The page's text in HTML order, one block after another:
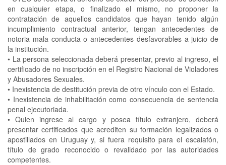
en cualquier etapa, o finalizado el mismo, no proponer la
contratación de aquellos candidatos que hayan tenido algún
incumplimiento contractual anterior, tengan antecedentes de
notoria mala conducta o antecedentes desfavorables a juicio de
la institución.
• La persona seleccionada deberá presentar, previo al ingreso, el
certificado de no inscripción en el Registro Nacional de Violadores
y Abusadores Sexuales.
• Inexistencia de destitución previa de otro vínculo con el Estado.
• Inexistencia de inhabilitación como consecuencia de sentencia
penal ejecutoriada.
• Quien ingrese al cargo y posea título extranjero, deberá
presentar certificados que acrediten su formación legalizados o
apostillados en Uruguay y, si fuera requisito para el escalafón,
título de grado reconocido o revalidado por las autoridades
competentes.